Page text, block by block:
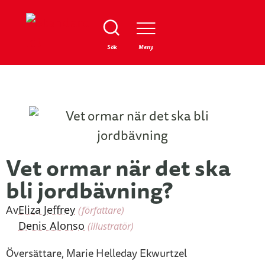
Sök
Stäng Meny
Vet ormar när det ska
bli jordbävning?
AvEliza Jeffrey (författare)
Denis Alonso (illustratör)
Översättare, Marie Helleday Ekwurtzel